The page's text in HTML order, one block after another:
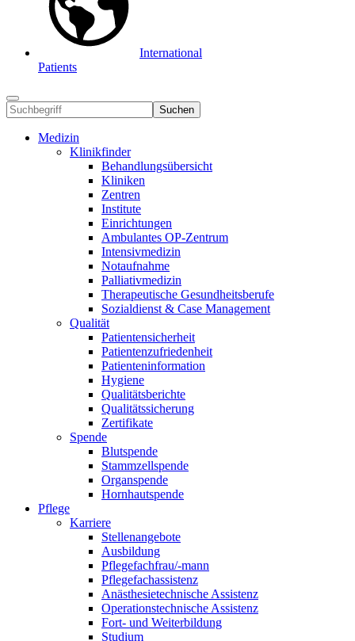
International
Patients
Suchen
Medizin
Klinikfinder
Behandlungsübersicht
Kliniken
Zentren
Institute
Einrichtungen
Ambulantes OP-Zentrum
Intensivmedizin
Notaufnahme
Palliativmedizin
Therapeutische Gesundheitsberufe
Sozialdienst & Case Management
Qualität
Patientensicherheit
Patientenzufriedenheit
Patienteninformation
Hygiene
Qualitätsberichte
Qualitätssicherung
Zertifikate
Spende
Blutspende
Stammzellspende
Organspende
Hornhautspende
Pflege
Karriere
Stellenangebote
Ausbildung
Pflegefachfrau/-mann
Pflegefachassistenz
Anästhesietechnische Assistenz
Operationstechnische Assistenz
Fort- und Weiterbildung
Studium